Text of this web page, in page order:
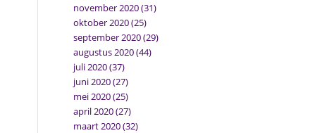
november 2020(31)
oktober 2020(25)
september 2020(29)
augustus 2020(44)
juli 2020(37)
juni 2020(27)
mei 2020(25)
april 2020(27)
maart 2020(32)